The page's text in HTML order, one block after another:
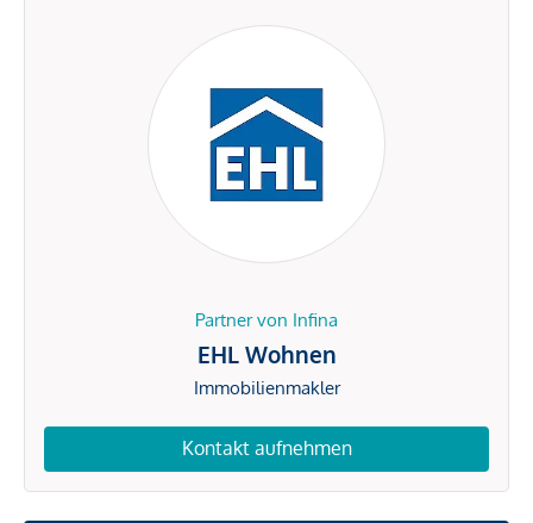
Partner von Infina
EHL Wohnen
Immobilienmakler
Kontakt aufnehmen